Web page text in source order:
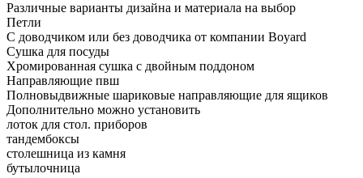
Различные варианты дизайна и материала на выбор
Петли
С доводчиком или без доводчика от компании Boyard
Сушка для посуды
Хромированная сушка с двойным поддоном
Направляющие пвш
Полновыдвижные шариковые направляющие для ящиков
Дополнительно можно установить
лоток для стол. приборов
тандембоксы
столешница из камня
бутылочница